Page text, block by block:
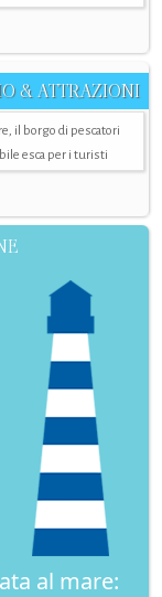
& ATTRAZIONI
il borgo di pescatori
esca per i turisti
al mare: